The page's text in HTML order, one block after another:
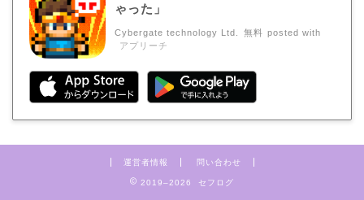
ゃった」
Cybergate technology Ltd. 無料 posted with
アプリーチ
運営者情報 問い合わせ
2019–2026 セフログ